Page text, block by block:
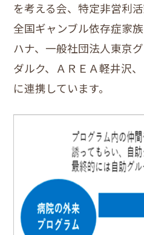
を考える会、特定非営利
全国ギャンブル依存症家
ハナ、一般社団法人東京
ダルク、ＡＲＥＡ軽井沢
に連携しています。